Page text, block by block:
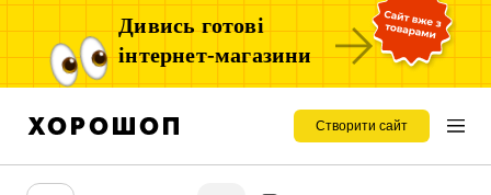
Дивись готові
інтернет-магазини
Створити сайт